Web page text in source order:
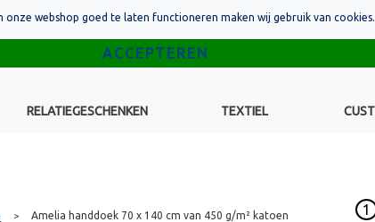
RELATIEGESCHENKEN TEXTIEL
> Amelia handdoek 70 x 140 cm van 450 g/m² katoen 1
onze webshop goed te laten functioneren maken wij gebruik van cookies.